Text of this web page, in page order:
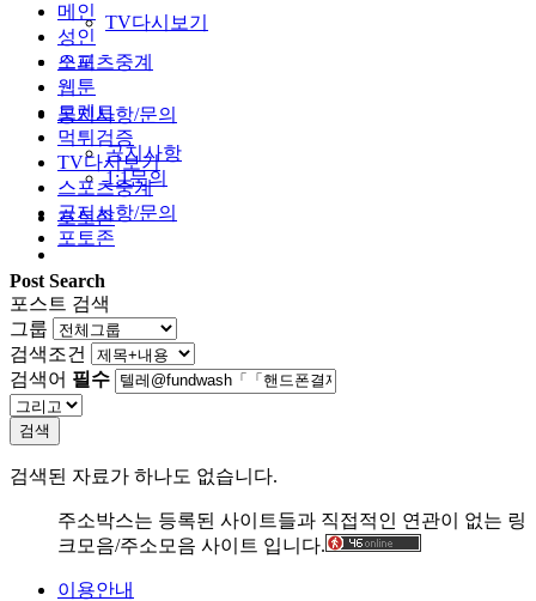
TV다시보기
스포츠중계
공지사항/문의
공지사항
1:1문의
포토존
메인
성인
오피
웹툰
토렌트
먹튀검증
TV다시보기
스포츠중계
공지사항/문의
포토존
Post Search
포스트 검색
그룹
검색조건
검색어 필수
검색
검색된 자료가 하나도 없습니다.
주소박스는 등록된 사이트들과 직접적인 연관이 없는 링
크모음/주소모음 사이트 입니다.
이용안내